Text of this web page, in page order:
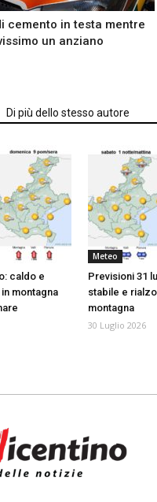
cemento in testa mentre
un anziano
Di più dello stesso autore
caldo e
montagna
Meteo
Previsioni 31
stabile e
montagna
30 Luglio 2026